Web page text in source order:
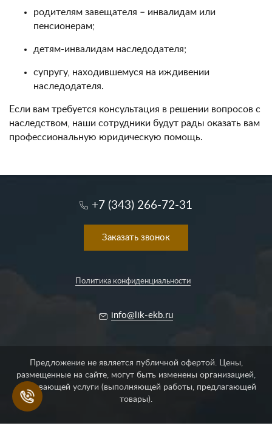
родителям завещателя – инвалидам или
пенсионерам;
детям-инвалидам наследодателя;
супругу, находившемуся на иждивении
наследодателя.
Если вам требуется консультация в решении вопросов с
наследством, наши сотрудники будут рады оказать вам
профессиональную юридическую помощь.
+7 (343) 266-72-31
Заказать звонок
Политика конфиденциальности
info@lik-ekb.ru
Предложение не является публичной офертой. Цены,
размещенные на сайте, могут быть изменены организацией,
оказывающей услуги (выполняющей работы, предлагающей
товары).